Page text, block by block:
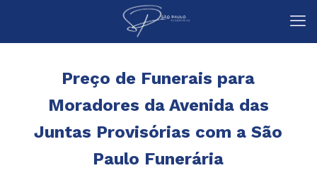
Preço de Funerais para
Moradores da Avenida das
Juntas Provisórias com a São
Paulo Funerária